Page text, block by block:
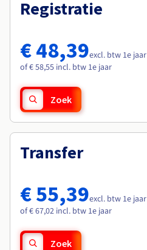
Tarieven
Roadmap & Changelog
Monitoring
Roadmap & Changelog
Roadmap & Changelog
Roadmap & Changelog
Roadmap & Changelog
Registratie
€ 48,39excl. btw 1e jaar
of € 58,55 incl. btw 1e jaar
Zoek
Transfer
€ 55,39excl. btw 1e jaar
of € 67,02 incl. btw 1e jaar
Zoek